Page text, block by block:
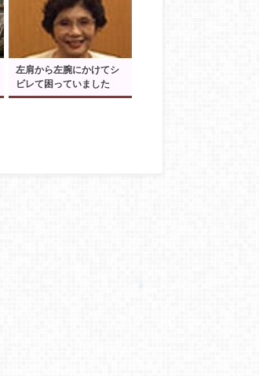
左肩から左腕にかけてシ
ビレて困っていました